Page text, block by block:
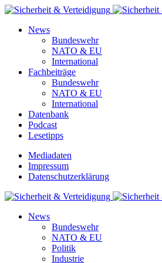
News
Bundeswehr
NATO & EU
International
Fachbeiträge
Bundeswehr
NATO & EU
International
Datenbank
Podcast
Lesetipps
Mediadaten
Impressum
Datenschutzerklärung
News
Bundeswehr
NATO & EU
Politik
Industrie